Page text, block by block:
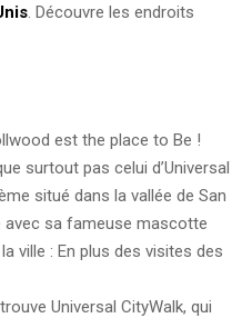
. Découvre les endroits
est the place to Be !
surtout pas celui d’Universal
situé dans la vallée de San
avec sa fameuse mascotte
ville : En plus des visites des
Universal CityWalk, qui